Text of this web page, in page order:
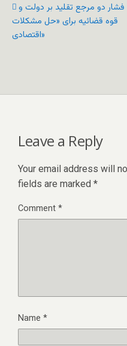
فشار دو مرجع تقلید بر دولت و
قوه قضائیه برای «حل مشکلات
اقتصادی»
Leave a Reply
Your email address will
fields are marked *
Comment*
Name *